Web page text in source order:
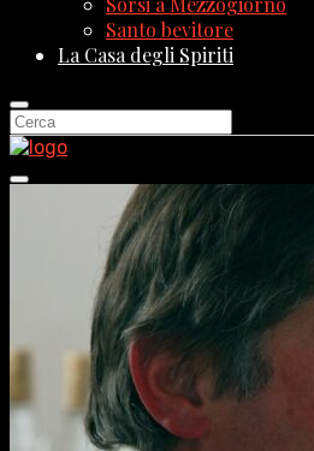
Santo bevitore
La Casa degli Spiriti